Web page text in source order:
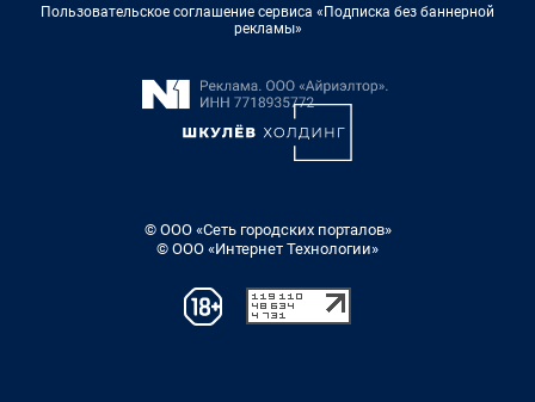
Пользовательское соглашение сервиса «Подписка без баннерной
рекламы»
© ООО «Сеть городских порталов»
© ООО «Интернет Технологии»